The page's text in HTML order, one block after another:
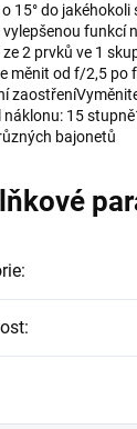
15° do
funkcí
2 prvků ve 1
měnit od f/2,5 po
náklonu: 15
bajonetů
:
: